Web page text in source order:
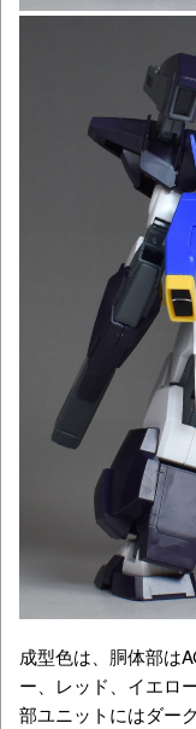
成型色は、胴体部は
ー、レッド、イエロ
部ユニットにはダー